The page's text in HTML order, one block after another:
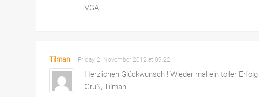
VGA
Tilman Friday, 2. November 2012 at 09:22
Herzlichen Glückwunsch ! Wieder mal ein toller
Gruß, Tilman